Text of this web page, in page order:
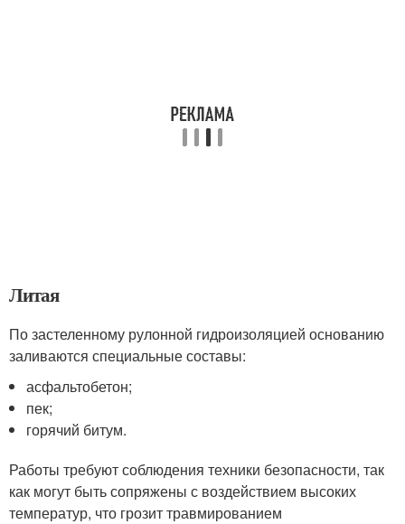
Литая
По застеленному рулонной гидроизоляцией основанию
заливаются специальные составы:
асфальтобетон;
пек;
горячий битум.
Работы требуют соблюдения техники безопасности, так
как могут быть сопряжены с воздействием высоких
температур, что грозит травмированием